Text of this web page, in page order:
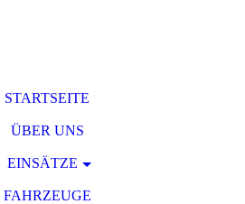
STARTSEITE
ÜBER UNS
EINSÄTZE
FAHRZEUGE